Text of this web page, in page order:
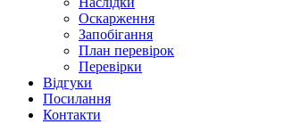
Оскарження
Запобігання
План перевірок
Перевірки
Відгуки
Посилання
Контакти